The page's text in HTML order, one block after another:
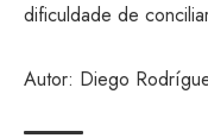
dificuldade de
Autor: Diego